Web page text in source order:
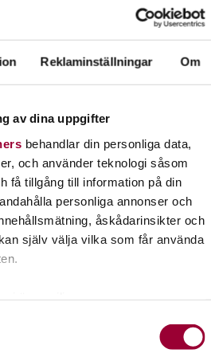
Reklaminställningar Om
av dina uppgifter
behandlar din personliga data,
och använder teknologi såsom
få tillgång till information på din
personliga annonser och
åskådarinsikter och
själv välja vilka som får använda
på upp till flera meter
Folkbildningsutvecklare Djur-
Natur
Skicka e-post
073-942 36 46
Visa mer
LinkedIn
all sin prakt och